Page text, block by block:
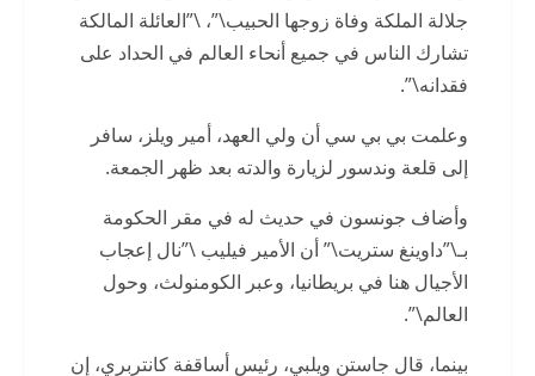
جلالة الملكة وفاة زوجها الحبيب\”، \”العائلة المالكة
تشارك الناس في جميع أنحاء العالم في الحداد على
فقدانه\”.
وعلمت بي بي سي أن ولي العهد، أمير ويلز، سافر
إلى قلعة وندسور لزيارة والدته بعد ظهر الجمعة.
وأضاف جونسون في حديث له في مقر الحكومة
بـ\”داوينغ ستريت\” أن الأمير فيليب \”نال إعجاب
الأجيال هنا في بريطانيا، وعبر الكومنولث، وحول
العالم\”.
بينما، قال جاستن ويلبي، رئيس أساقفة كانتربري، إن